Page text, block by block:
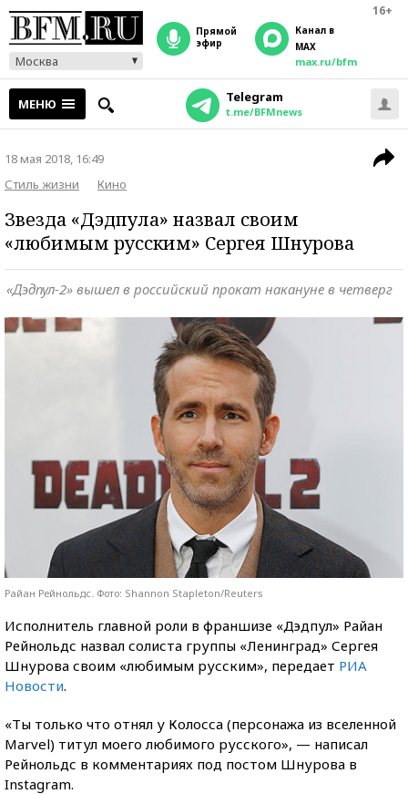
16+
Москва
прямой
эфир
Канал в
MAX
max.ru/bfm
МЕНЮ Telegram
t.me/BFMnews
18 мая 2018, 16:49
Стиль жизни
Кино
Звезда «Дэдпула» назвал своим
«любимым русским» Сергея Шнурова
«Дэдпул-2» вышел в российский прокат накануне в четверг
Райан Рейнольдс. Фото: Shannon Stapleton/Reuters
Исполнитель главной роли в франшизе «Дэдпул» Райан
Рейнольдс назвал солиста группы «Ленинград» Сергея
Шнурова своим «любимым русским», передает РИА
Новости.
«Ты только что отнял у Колосса (персонажа из вселенной
Marvel) титул моего любимого русского», — написал
Рейнольдс в комментариях под постом Шнурова в
Instagram.